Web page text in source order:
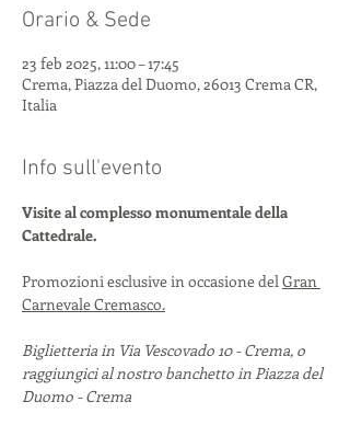
Orario & Sede
23 feb 2025, 11:00 – 17:45
Crema, Piazza del Duomo, 26013 Crema CR,
Italia
Info sull'evento
Visite al complesso monumentale della
Cattedrale.
Promozioni esclusive in occasione del Gran
Carnevale Cremasco.
Biglietteria in Via Vescovado 10 - Crema, o
raggiungici al nostro banchetto in Piazza del
Duomo - Crema